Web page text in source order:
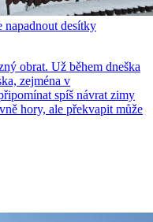
napadnout desítky
obrat. Už během dneška
zejména v
spíš návrat zimy
hory, ale překvapit může